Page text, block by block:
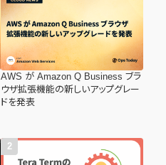
AWS が Amazon Q Business ブラ
ウザ拡張機能の新しいアップグレー
ドを発表